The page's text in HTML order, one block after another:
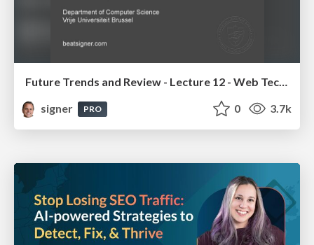
Future Trends and Review - Lecture 12 - Web Technologies (1019888BNR)
signer
PRO 0 3.7k